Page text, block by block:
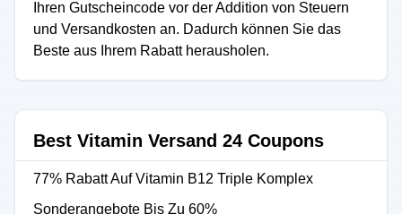
Ihren Gutscheincode vor der Addition von Steuern
und Versandkosten an. Dadurch können Sie das
Beste aus Ihrem Rabatt herausholen.
Best Vitamin Versand 24 Coupons
77% Rabatt Auf Vitamin B12 Triple Komplex
Sonderangebote Bis Zu 60%